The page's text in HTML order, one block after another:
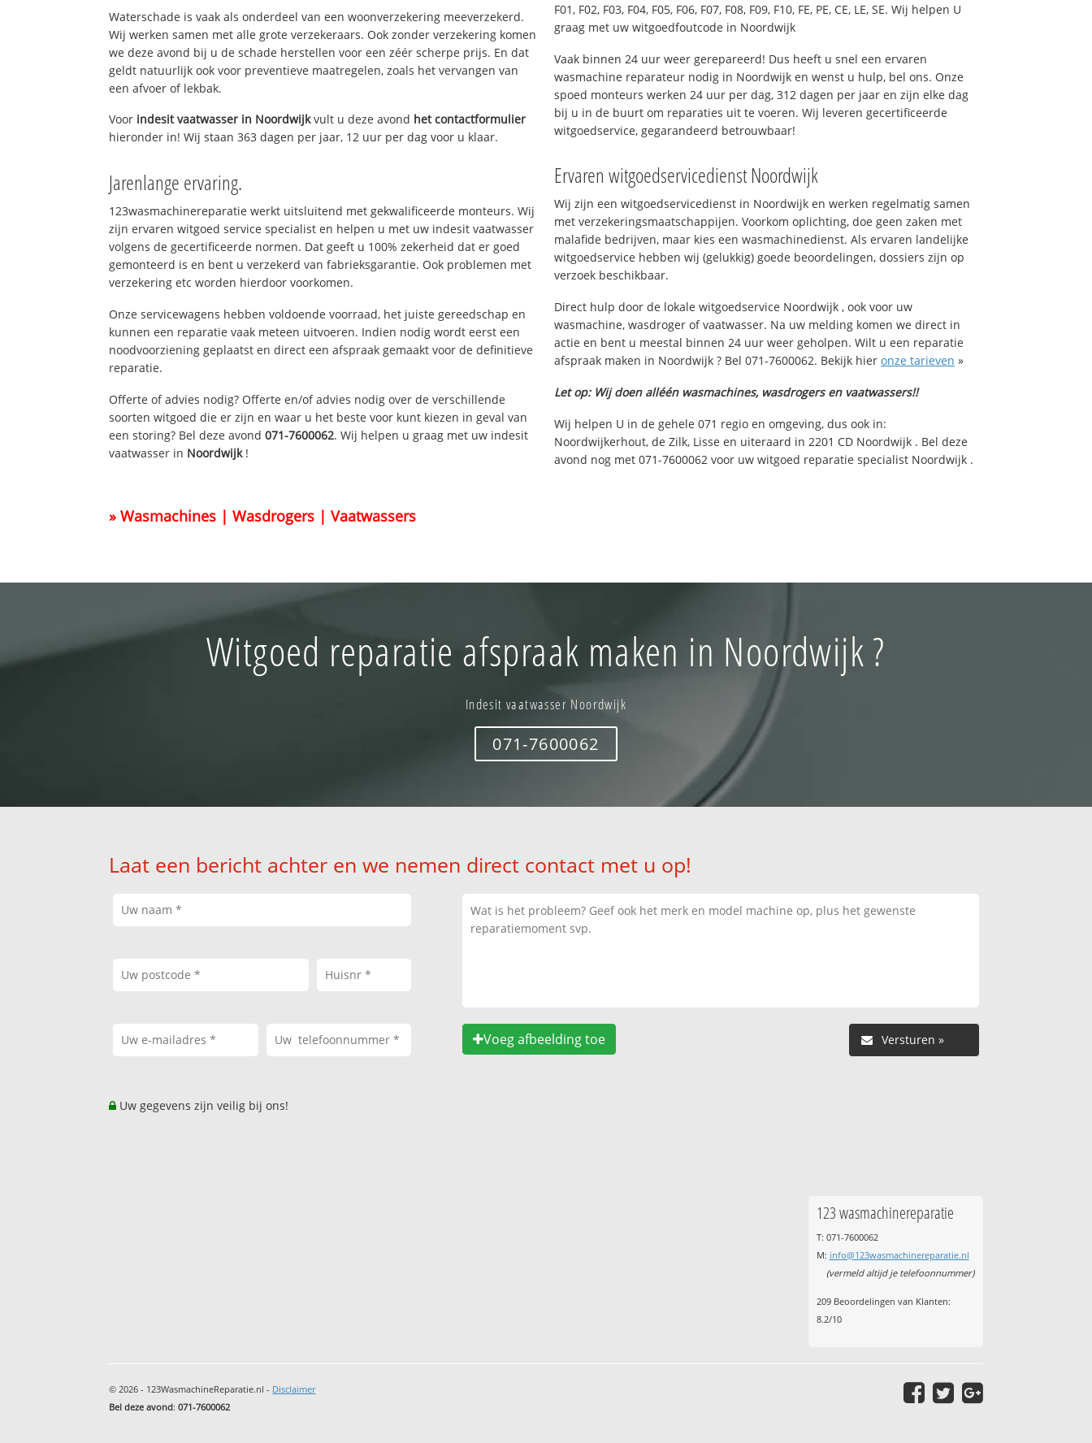
Waterschade is vaak als onderdeel van een woonverzekering meeverzekerd.
Wij werken samen met alle grote verzekeraars. Ook zonder verzekering komen
we deze avond bij u de schade herstellen voor een zéér scherpe prijs. En dat
geldt natuurlijk ook voor preventieve maatregelen, zoals het vervangen van
een afvoer of lekbak.
Voor indesit vaatwasser in Noordwijkvult u deze avond het contactformulier
hieronder in! Wij staan 363 dagen per jaar, 12 uur per dag voor u klaar.
Jarenlange ervaring.
123wasmachinereparatie werkt uitsluitend met gekwalificeerde monteurs. Wij
zijn ervaren witgoed service specialist en helpen u met uw indesit vaatwasser
volgens de gecertificeerde normen. Dat geeft u 100% zekerheid dat er goed
gemonteerd is en bent u verzekerd van fabrieksgarantie. Ook problemen met
verzekering etc worden hierdoor voorkomen.
Onze servicewagens hebben voldoende voorraad, het juiste gereedschap en
kunnen een reparatie vaak meteen uitvoeren. Indien nodig wordt eerst een
noodvoorziening geplaatst en direct een afspraak gemaakt voor de definitieve
reparatie.
Offerte of advies nodig? Offerte en/of advies nodig over de verschillende
soorten witgoed die er zijn en waar u het beste voor kunt kiezen in geval van
een storing? Bel deze avond071-7600062. Wij helpen u graag met uw indesit
vaatwasser in Noordwijk !
» Wasmachines | Wasdrogers | Vaatwassers
F01, F02, F03, F04, F05, F06, F07, F08, F09, F10, FE, PE, CE, LE, SE. Wij helpen U
graag met uw witgoedfoutcode in Noordwijk
Vaak binnen 24 uur weer gerepareerd! Dus heeft u snel een ervaren
wasmachine reparateur nodig in Noordwijk en wenst u hulp, bel ons. Onze
spoed monteurs werken 24 uur per dag, 312 dagen per jaar en zijn elke dag
bij u in de buurt om reparaties uit te voeren. Wij leveren gecertificeerde
witgoedservice, gegarandeerd betrouwbaar!
Ervaren witgoedservicedienst Noordwijk
Wij zijn een witgoedservicedienst in Noordwijk en werken regelmatig samen
met verzekeringsmaatschappijen. Voorkom oplichting, doe geen zaken met
malafide bedrijven, maar kies een wasmachinedienst. Als ervaren landelijke
witgoedservice hebben wij (gelukkig) goede beoordelingen, dossiers zijn op
verzoek beschikbaar.
Direct hulp door de lokale witgoedservice Noordwijk , ook voor uw
wasmachine, wasdroger of vaatwasser. Na uw melding komen we direct in
actie en bent u meestal binnen 24 uur weer geholpen. Wilt u een reparatie
afspraak maken in Noordwijk ? Bel 071-7600062. Bekijk hier onze tarieven »
Let op: Wij doen alléén wasmachines, wasdrogers en vaatwassers!!
Wij helpen U in de gehele 071 regio en omgeving, dus ook in:
Noordwijkerhout, de Zilk, Lisse en uiteraard in 2201 CD Noordwijk . Bel deze
avond nog met 071-7600062 voor uw witgoed reparatie specialist Noordwijk .
Witgoed reparatie afspraak maken in Noordwijk ?
Indesit vaatwasser Noordwijk
071-7600062
Laat een bericht achter en we nemen direct contact met u op!
Voeg afbeelding toe
Uw gegevens zijn veilig bij ons!
123 wasmachinereparatie
T: 071-7600062
M: info@123wasmachinereparatie.nl
(vermeld altijd je telefoonnummer)
209Beoordelingen van Klanten:
8.2/10
© 2026 - 123WasmachineReparatie.nl - Disclaimer
Bel deze avond:071-7600062